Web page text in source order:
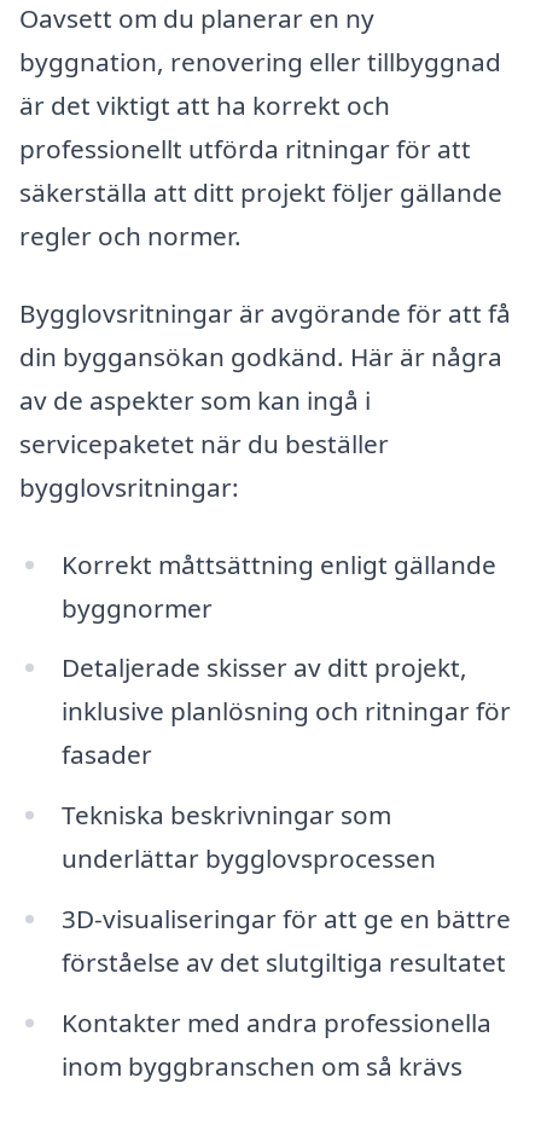
Oavsett om du planerar en ny
byggnation, renovering eller tillbyggnad
är det viktigt att ha korrekt och
professionellt utförda ritningar för att
säkerställa att ditt projekt följer gällande
regler och normer.
Bygglovsritningar är avgörande för att få
din byggansökan godkänd. Här är några
av de aspekter som kan ingå i
servicepaketet när du beställer
bygglovsritningar:
Korrekt måttsättning enligt gällande
byggnormer
Detaljerade skisser av ditt projekt,
inklusive planlösning och ritningar för
fasader
Tekniska beskrivningar som
underlättar bygglovsprocessen
3D-visualiseringar för att ge en bättre
förståelse av det slutgiltiga resultatet
Kontakter med andra professionella
inom byggbranschen om så krävs